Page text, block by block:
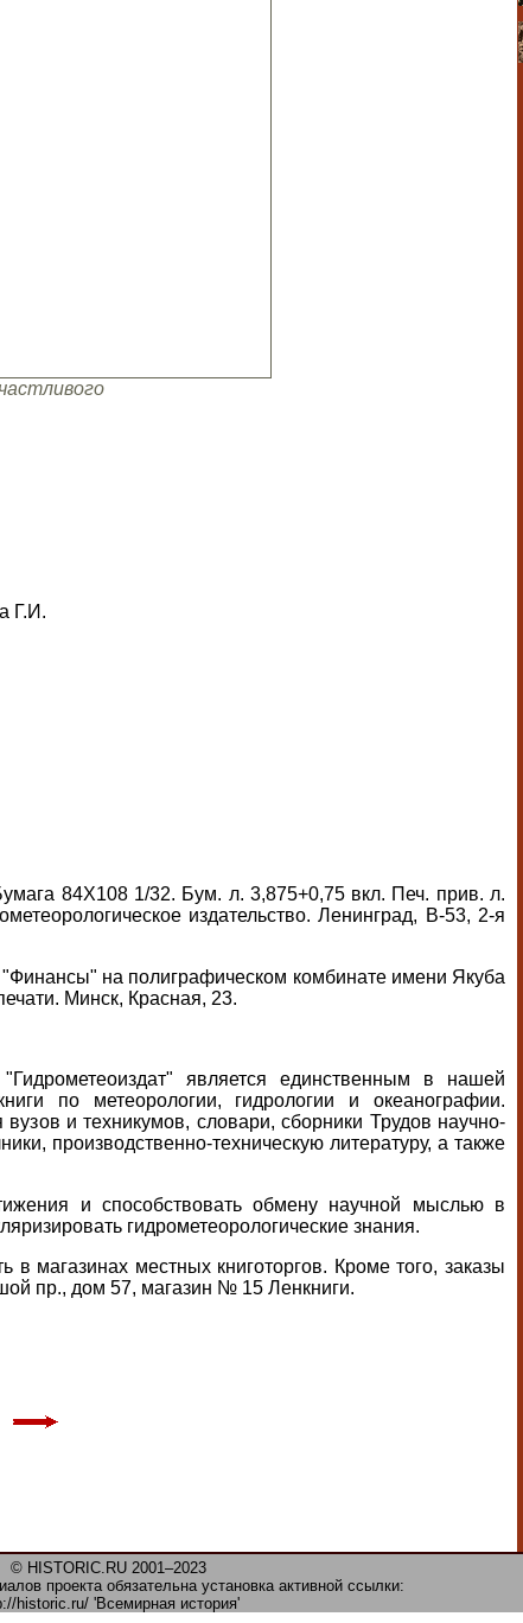
Г.И.
84X108 1/32. Бум. л. 3,875+0,75 вкл. Печ. прив. л.
издательство. Ленинград, В-53, 2-я
на полиграфическом комбинате имени Якуба
Минск, Красная, 23.
"Гидрометеоиздат" является единственным в нашей
по метеорологии, гидрологии и океанографии.
и техникумов, словари, сборники Трудов научно-
производственно-техническую литературу, а также
и способствовать обмену научной мыслью в
гидрометеорологические знания.
магазинах местных книготоргов. Кроме того, заказы
пр., дом 57, магазин № 15 Ленкниги.
© HISTORIC.RU 2001–2023
проекта обязательна установка активной ссылки:
historic.ru/ 'Всемирная история'